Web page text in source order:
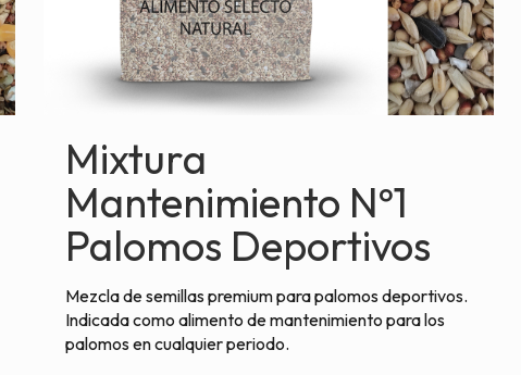
Mixtura
Mantenimiento Nº1
Palomos Deportivos
Mezcla de semillas premium para palomos deportivos.
Indicada como alimento de mantenimiento para los
palomos en cualquier periodo.